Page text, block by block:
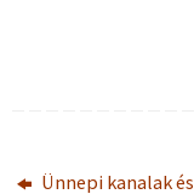
Ünnepi kanalak és